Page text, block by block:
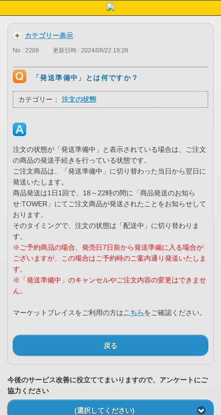
カテゴリー表示
No : 2209 更新日時 : 2024/08/22 19:28
「発送準備中」とは何ですか？
カテゴリー： 注文の状態
注文の状態が「発送準備中」と表示されている場合は、ご注文
の商品の発送手続きを行っている状態です。
ご注文商品は、「発送準備中」に切り替わった当日から翌日に
発送いたします。
商品発送は1日1回で、18～22時の間に「商品発送のお知ら
せ:TOWER」にてご注文商品が発送されたことをお知らせして
おります。
そのタイミングで、注文の状態は「配送中」に切り替わりま
す。
※ご予約商品の場合、発売日7日前から発送準備に入る場合が
ございますが、この場合はご予約時のご案内通り発送いたしま
す。
※「発送準備中」のキャンセルやご注文内容の変更はできませ
ん。
マーケットプレイスをご利用の方はこちらをご確認ください。
戻る
今後のサービス改善に役立ててまいりますので、アンケートにご
協力ください
(選択してください)